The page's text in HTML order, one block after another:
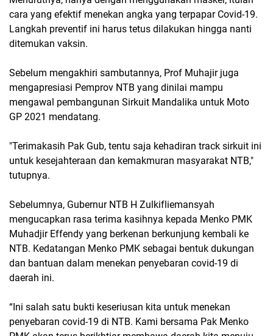
cara yang efektif menekan angka yang terpapar Covid-19.
Langkah preventif ini harus tetus dilakukan hingga nanti
ditemukan vaksin.
Sebelum mengakhiri sambutannya, Prof Muhajir juga
mengapresiasi Pemprov NTB yang dinilai mampu
mengawal pembangunan Sirkuit Mandalika untuk Moto
GP 2021 mendatang.
"Terimakasih Pak Gub, tentu saja kehadiran track sirkuit ini
untuk kesejahteraan dan kemakmuran masyarakat NTB,"
tutupnya.
Sebelumnya, Gubernur NTB H Zulkifliemansyah
mengucapkan rasa terima kasihnya kepada Menko PMK
Muhadjir Effendy yang berkenan berkunjung kembali ke
NTB. Kedatangan Menko PMK sebagai bentuk dukungan
dan bantuan dalam menekan penyebaran covid-19 di
daerah ini.
“Ini salah satu bukti keseriusan kita untuk menekan
penyebaran covid-19 di NTB. Kami bersama Pak Menko